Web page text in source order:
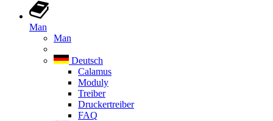
Man
Man
Deutsch
Calamus
Moduly
Treiber
Druckertreiber
FAQ